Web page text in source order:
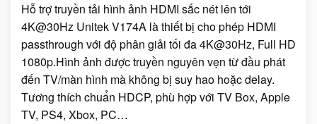
Hỗ trợ truyền tải hình ảnh HDMI sắc nét lên tới
4K@30Hz Unitek V174A là thiết bị cho phép HDMI
passthrough với độ phân giải tối đa 4K@30Hz, Full HD
1080p.Hình ảnh được truyền nguyên vẹn từ đầu phát
đến TV/màn hình mà không bị suy hao hoặc delay.
Tương thích chuẩn HDCP, phù hợp với TV Box, Apple
TV, PS4, Xbox, PC…